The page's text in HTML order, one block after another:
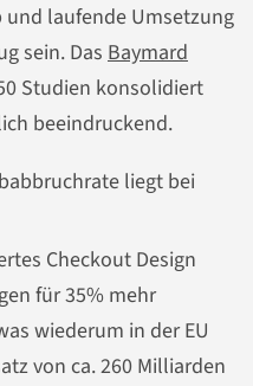
laufende Umsetzung
sein. Das Baymard
Studien konsolidiert
beeindruckend.
liegt bei
Checkout Design
für 35% mehr
wiederum in der EU
von ca. 260 Milliarden